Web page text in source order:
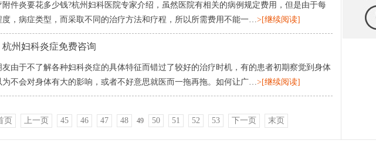
附件炎要花多少钱?杭州妇科医院专家介绍，虽然医院有相关的病例规定费用，但是由于每
度，病症类型，而采取不同的治疗方法和疗程，所以所需费用不能一…>[继续阅读]
杭州妇科炎症免费咨询
友由于不了解各种妇科炎症的具体特征而错过了较好的治疗时机，有的患者初期察觉到身体
为不会对身体有大的影响，或者不好意思就医而一拖再拖。如何让广…>[继续阅读]
页 上一页 45 46 47 48 49 50 51 52 53 下一页 末页